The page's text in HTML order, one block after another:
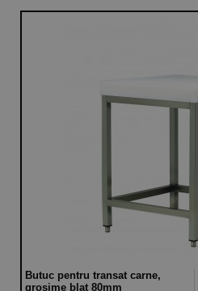
Butuc pentru transat carne,
grosime blat 80mm